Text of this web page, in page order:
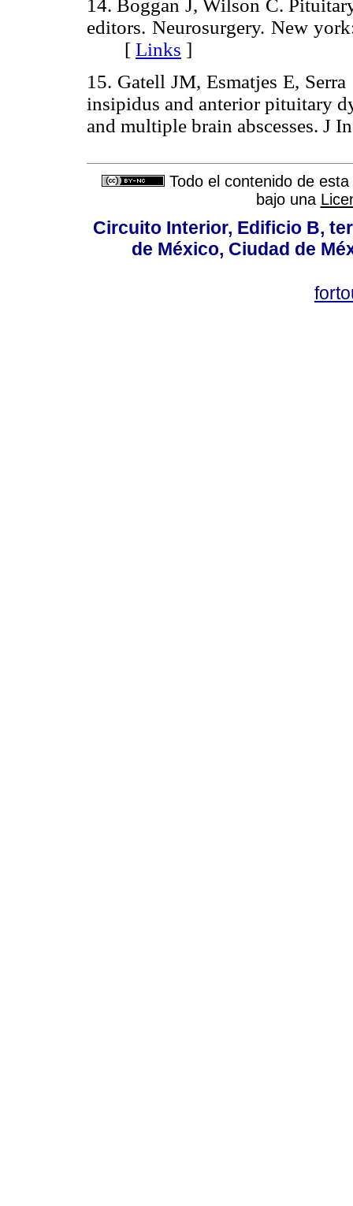
14. Boggan J, Wilson C.
editors. Neurosurgery. New
[ Links ]
15. Gatell JM, Esmatjes E,
insipidus and anterior pituitary
and multiple brain
Todo el contenido de
bajo una
Circuito Interior, Edificio B,
de México, Ciudad de